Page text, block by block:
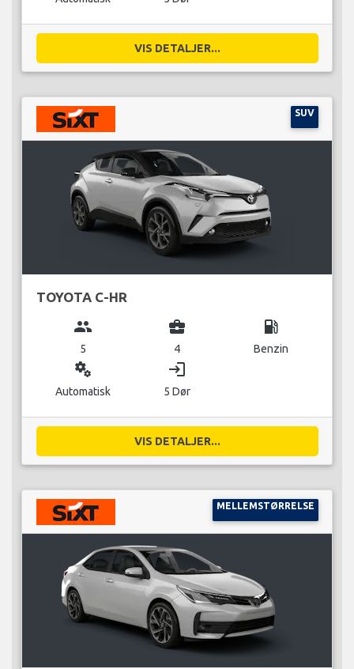
VIS DETALJER...
SUV
TOYOTA C-HR
group
5
business_center
4
local_gas_station
Benzin
miscellaneous_services
Automatisk
login
5 Dør
VIS DETALJER...
MELLEMSTØRRELSE